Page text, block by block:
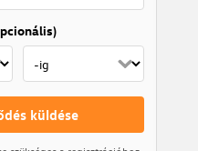
küldése